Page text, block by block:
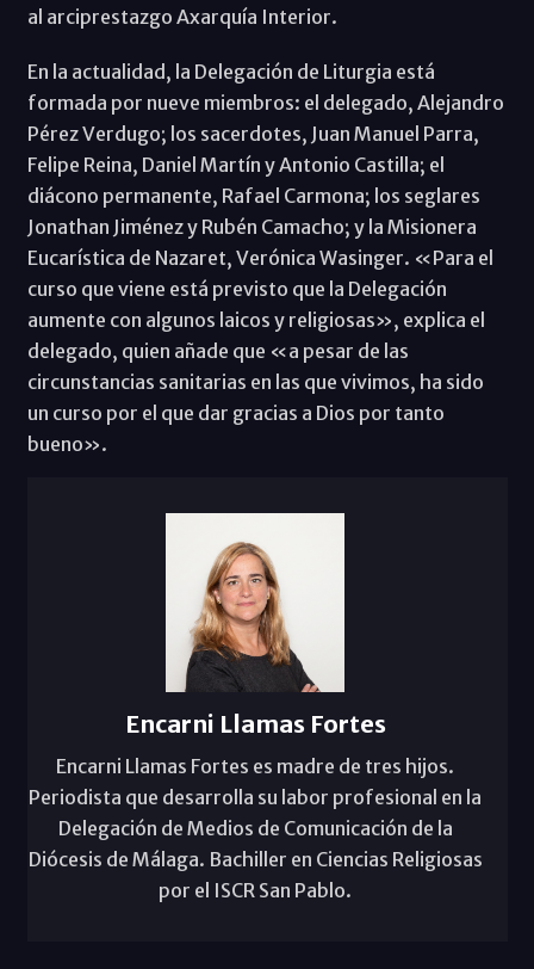
al arciprestazgo Axarquía Interior.
En la actualidad, la Delegación de Liturgia está
formada por nueve miembros: el delegado, Alejandro
Pérez Verdugo; los sacerdotes, Juan Manuel Parra,
Felipe Reina, Daniel Martín y Antonio Castilla; el
diácono permanente, Rafael Carmona; los seglares
Jonathan Jiménez y Rubén Camacho; y la Misionera
Eucarística de Nazaret, Verónica Wasinger. «Para el
curso que viene está previsto que la Delegación
aumente con algunos laicos y religiosas», explica el
delegado, quien añade que «a pesar de las
circunstancias sanitarias en las que vivimos, ha sido
un curso por el que dar gracias a Dios por tanto
bueno».
Encarni Llamas Fortes
Encarni Llamas Fortes es madre de tres hijos.
Periodista que desarrolla su labor profesional en la
Delegación de Medios de Comunicación de la
Diócesis de Málaga. Bachiller en Ciencias Religiosas
por el ISCR San Pablo.